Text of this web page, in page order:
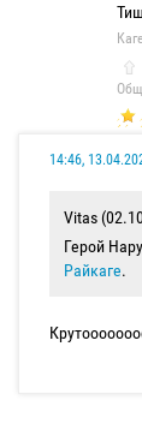
Каге
14:46,
Vitas
Герой
Райкаге.